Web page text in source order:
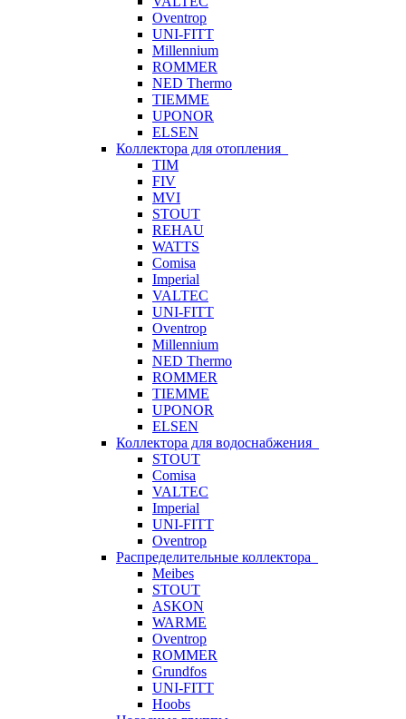
Oventrop
UNI-FITT
Millennium
ROMMER
NED Thermo
TIEMME
UPONOR
ELSEN
Коллектора для отопления
TIM
FIV
MVI
STOUT
REHAU
WATTS
Comisa
Imperial
VALTEC
UNI-FITT
Oventrop
Millennium
NED Thermo
ROMMER
TIEMME
UPONOR
ELSEN
Коллектора для водоснабжения
STOUT
Comisa
VALTEC
Imperial
UNI-FITT
Oventrop
Распределительные коллектора
Meibes
STOUT
ASKON
WARME
Oventrop
ROMMER
Grundfos
UNI-FITT
Hoobs